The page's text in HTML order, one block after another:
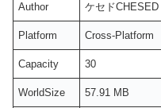
Author ケセドCHESED
Platform Cross-Platform
Capacity 30
WorldSize 57.91 MB